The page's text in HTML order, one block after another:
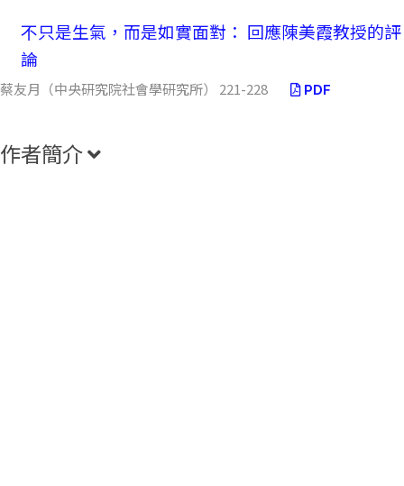
不只是生氣，而是如實面對： 回應陳美霞教授的評
論
蔡友月（中央研究院社會學研究所） 221-228 PDF
作者簡介